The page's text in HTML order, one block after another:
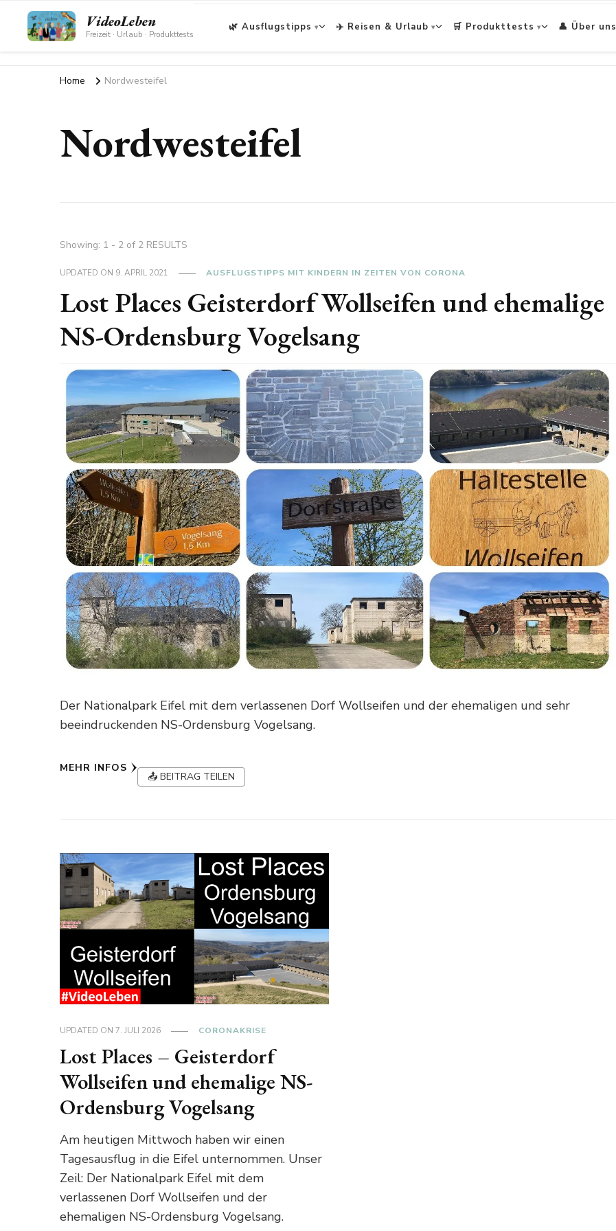
VideoLeben
Freizeit · Urlaub · Produkttests
🌿 Ausflugstipps ✈️ Reisen & Urlaub 🛒 Produkttests 👤 Über uns
Home Nordwesteifel
Nordwesteifel
Showing: 1 - 2 of 2 RESULTS
UPDATED ON 9. APRIL 2021 AUSFLUGSTIPPS MIT KINDERN IN ZEITEN VON CORONA
Lost Places Geisterdorf Wollseifen und ehemalige
NS-Ordensburg Vogelsang
Der Nationalpark Eifel mit dem verlassenen Dorf Wollseifen und der ehemaligen und sehr
beeindruckenden NS-Ordensburg Vogelsang.
MEHR INFOS
📤 BEITRAG TEILEN
UPDATED ON7. JULI 2026 CORONAKRISE
Lost Places – Geisterdorf
Wollseifen und ehemalige NS-
Ordensburg Vogelsang
Am heutigen Mittwoch haben wir einen
Tagesausflug in die Eifel unternommen. Unser
Zeil: Der Nationalpark Eifel mit dem
verlassenen Dorf Wollseifen und der
ehemaligen NS-Ordensburg Vogelsang.